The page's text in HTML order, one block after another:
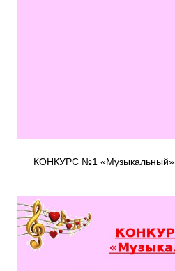
КОНКУРС №1 «Музыкальный»